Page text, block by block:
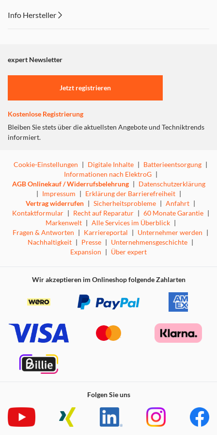
Info Hersteller
"Marketing".
Einstellungen anpassen
expert Newsletter
Jetzt registrieren
Kostenlose Registrierung
Bleiben Sie stets über die aktuellsten Angebote und Techniktrends
informiert.
Cookie-Einstellungen | Digitale Inhalte | Batterieentsorgung |
Informationen nach ElektroG |
AGB Onlinekauf / Widerrufsbelehrung | Datenschutzerklärung
| Impressum | Erklärung der Barrierefreiheit |
Vertrag widerrufen | Sicherheitsprobleme | Anfahrt |
Kontaktformular | Recht auf Reparatur | 60 Monate Garantie |
Markenwelt | Alle Services im Überblick |
Fragen & Antworten | Karriereportal | Unternehmer werden |
Nachhaltigkeit | Presse | Unternehmensgeschichte |
Expansion | Über expert
Wir akzeptieren im Onlineshop folgende Zahlarten
Folgen Sie uns